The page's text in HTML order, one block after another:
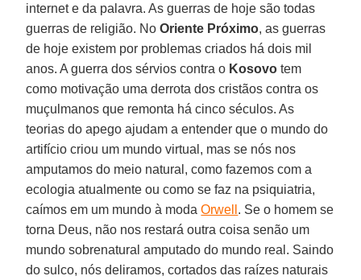
internet e da palavra. As guerras de hoje são todas
guerras de religião. NoOriente Próximo, as guerras
de hoje existem por problemas criados há dois mil
anos. A guerra dos sérvios contra o Kosovo tem
como motivação uma derrota dos cristãos contra os
muçulmanos que remonta há cinco séculos. As
teorias do apego ajudam a entender que o mundo do
artifício criou um mundo virtual, mas se nós nos
amputamos do meio natural, como fazemos com a
ecologia atualmente ou como se faz na psiquiatria,
caímos em um mundo à modaOrwell . Se o homem se
torna Deus, não nos restará outra coisa senão um
mundo sobrenatural amputado do mundo real. Saindo
do sulco, nós deliramos, cortados das raízes naturais